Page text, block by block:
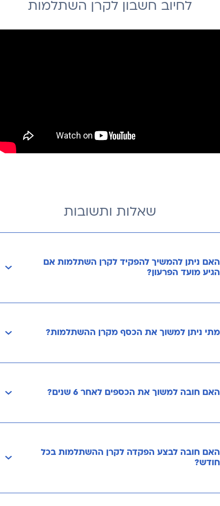
לחיוב חשבון לקרן השתלמות
שאלות ותשובות
האם ניתן להמשיך להפקיד לקרן השתלמות אם
הגיע מועד הפרעון?
מתי ניתן למשוך את הכסף מקרן ההשתלמות?
האם חובה למשוך את הכספים לאחר 6 שנים?
האם חובה לבצע הפקדה לקרן ההשתלמות בכל
חודש?